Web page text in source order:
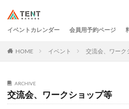
イベントカレンダー 会員用予約ページ
HOME イベント 交流会、ワーク
ARCHIVE
交流会、ワークショップ等